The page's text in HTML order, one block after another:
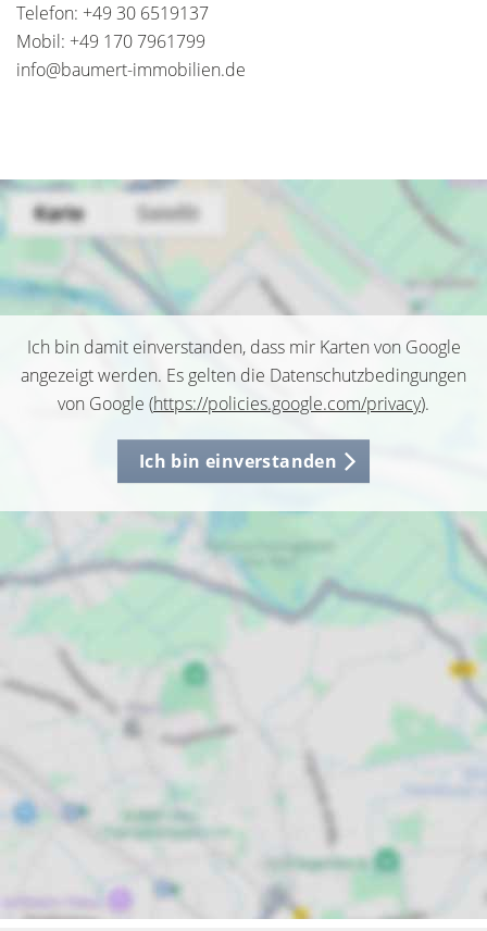
Telefon: +49 30 6519137
Mobil: +49 170 7961799
info@baumert-immobilien.de
Ich bin damit einverstanden, dass mir Karten von Google
angezeigt werden. Es gelten die Datenschutzbedingungen
von Google (https://policies.google.com/privacy).
Ich bin einverstanden